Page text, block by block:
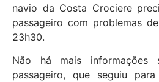
navio da Costa Crociere
passageiro com problemas
23h30.
Não há mais
passageiro, que seguiu